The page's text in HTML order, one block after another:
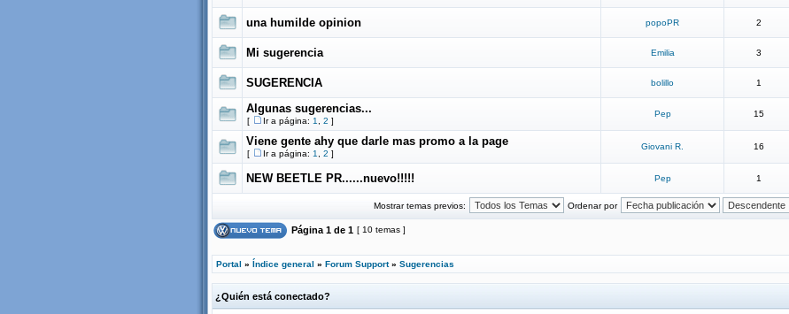
una humilde opinion popoPR 2
Mi sugerencia Emilia 3
SUGERENCIA bolillo 1
Algunas sugerencias...
[ Ir a página: 1 2 ]
Pep 15
Viene gente ahy que darle mas promo a la page
[ Ir a página: 1 2 ]
Giovani R. 16
NEW BEETLE PR......nuevo!!!!! Pep 1
Mostrar temas previos: Ordenar por
Página 1 de 1 [ 10 temas ]
Portal » Índice general » Forum Support» Sugerencias
¿Quién está conectado?